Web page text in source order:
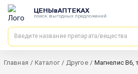
ЦЕНЫвАПТЕКАХ
поиск выгодных предложений
Главная / Каталог / Другое / Магнелис В6,